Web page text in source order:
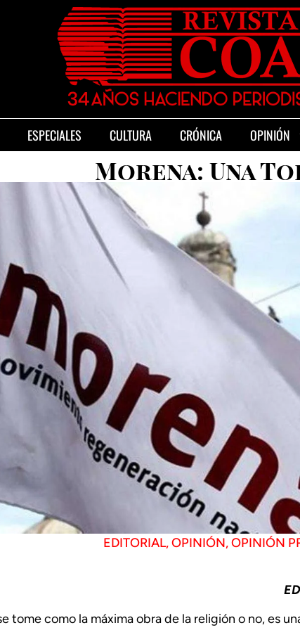
ESPECIALES CULTURA CRÓNICA OPINIÓN
Morena: Una
EDITORIAL,OPINIÓN,OPINIÓN
tome como la máxima obra de la religión o no, es